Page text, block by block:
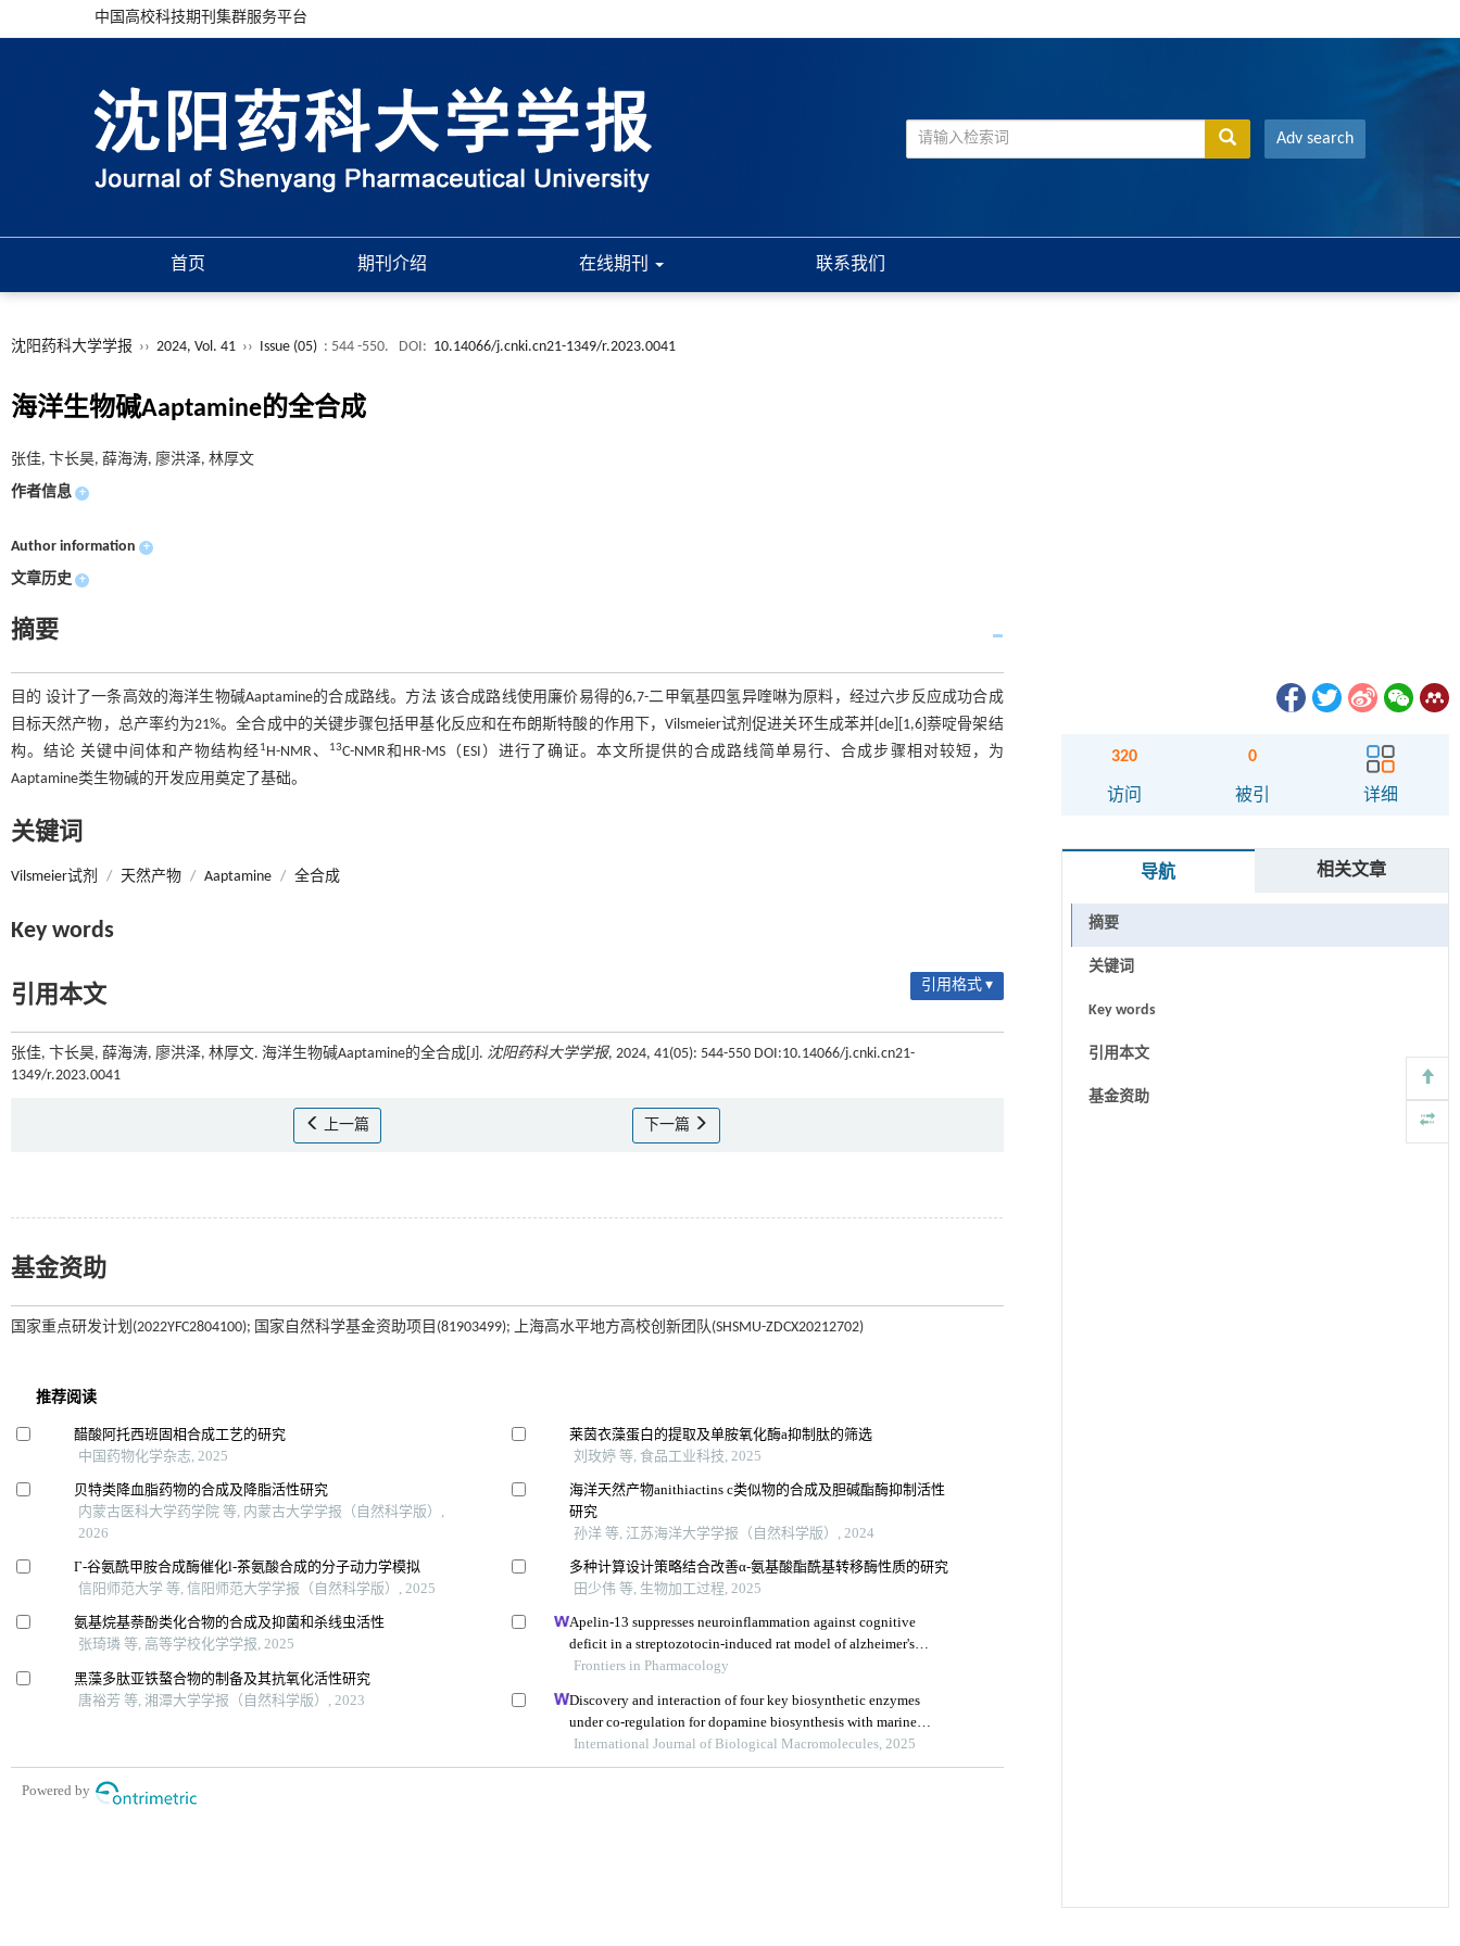
中国高校科技期刊集群服务平台
Adv search
首页 期刊介绍 在线期刊 联系我们
沈阳药科大学学报 ›› 2024, Vol. 41 ›› Issue (05) : 544 -550. DOI: 10.14066/j.cnki.cn21-1349/r.2023.0041
海洋生物碱Aaptamine的全合成
张佳, 卞长昊, 薛海涛, 廖洪泽, 林厚文
作者信息 +
Author information +
文章历史 +
摘要
目的 设计了一条高效的海洋生物碱Aaptamine的合成路线。方法 该合成路线使用廉价易得的6,7-二甲氧基四氢异喹啉为原料，经过六步反应成功合成
目标天然产物，总产率约为21%。全合成中的关键步骤包括甲基化反应和在布朗斯特酸的作用下，Vilsmeier试剂促进关环生成苯并[de][1,6]萘啶骨架结
构。结论 关键中间体和产物结构经1H-NMR、 13C-NMR和HR-MS（ESI）进行了确证。本文所提供的合成路线简单易行、合成步骤相对较短，为
Aaptamine类生物碱的开发应用奠定了基础。
关键词
Vilsmeier试剂 / 天然产物 / Aaptamine / 全合成
Key words
引用本文 引用格式 ▾
张佳, 卞长昊, 薛海涛, 廖洪泽, 林厚文. 海洋生物碱Aaptamine的全合成[J]. 沈阳药科大学学报, 2024, 41(05): 544-550 DOI:10.14066/j.cnki.cn21-
1349/r.2023.0041
上一篇 下一篇
基金资助
国家重点研发计划(2022YFC2804100); 国家自然科学基金资助项目(81903499); 上海高水平地方高校创新团队(SHSMU-ZDCX20212702)
320
访问
0
被引 详细
导航 相关文章
摘要
关键词
Key words
引用本文
基金资助